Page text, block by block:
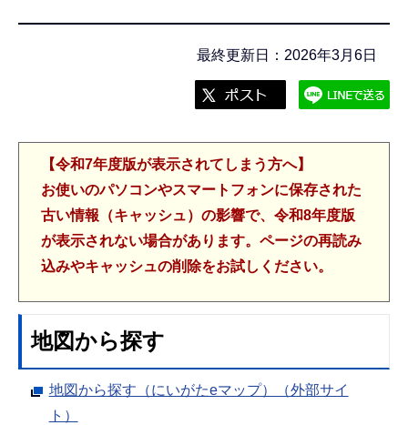
最終更新日：2026年3月6日
【令和7年度版が表示されてしまう方へ】
お使いのパソコンやスマートフォンに保存された
古い情報（キャッシュ）の影響で、令和8年度版
が表示されない場合があります。ページの再読み
込みやキャッシュの削除をお試しください。
地図から探す
地図から探す（にいがたeマップ）（外部サイ
ト）